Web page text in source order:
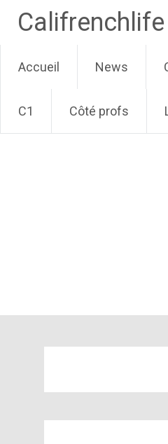
Califrenchlife
to
content
Accueil News
C1 Côté profs